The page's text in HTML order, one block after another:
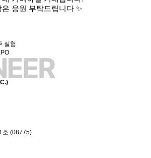
은 응원 부탁드립니다 ✨
실험
호 (08775)